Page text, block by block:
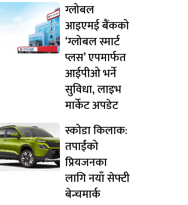
ग्लोबल
आइएमई बैंकको
‘ग्लोबल स्मार्ट
प्लस’ एपमार्फत
आईपीओ भर्ने
सुविधा, लाइभ
मार्केट अपडेट
स्कोडा किलाक:
तपाईंको
प्रियजनका
लागि नयाँ सेफ्टी
बेन्चमार्क